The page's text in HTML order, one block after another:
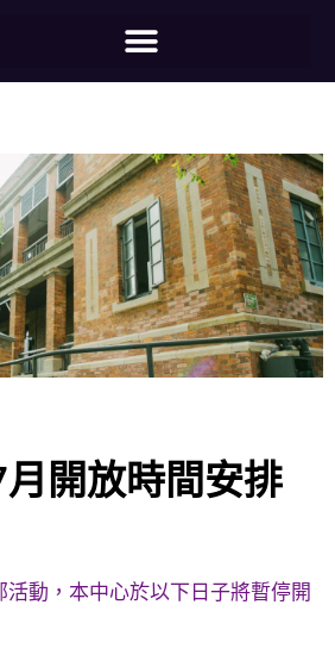
開放時間安排
活動，本中心於以下日子將暫停開